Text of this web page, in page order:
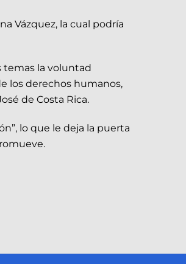
Vázquez, la cual podría
temas la voluntad
los derechos humanos,
de Costa Rica.
lo que le deja la puerta